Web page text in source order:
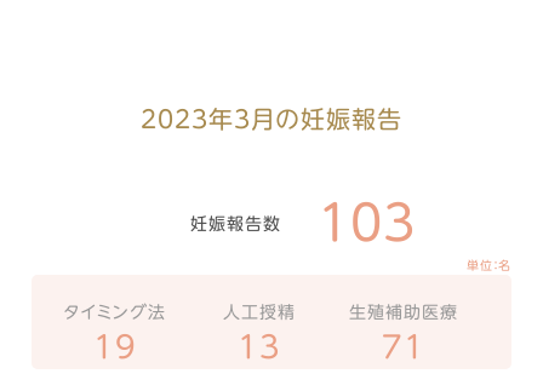
2023年3月の妊娠報告
妊娠報告数 103
単位：名
タイミング法
19
人工授精
13
生殖補助医療
71